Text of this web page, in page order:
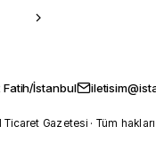
Fatih/İstanbul
Gazetesi · Tüm hakları